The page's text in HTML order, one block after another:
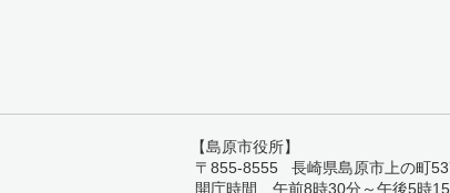
【島原市役所】
〒855-8555 長崎県島原市上の町
開庁時間 午前8時30分～午後5時